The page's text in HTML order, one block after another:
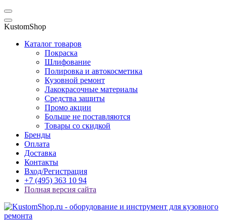
KustomShop
Каталог товаров
Покраска
Шлифование
Полировка и автокосметика
Кузовной ремонт
Лакокрасочные материалы
Средства защиты
Промо акции
Больше не поставляются
Товары со скидкой
Бренды
Оплата
Доставка
Контакты
Вход/Регистрация
+7 (495) 363 10 94
Полная версия сайта